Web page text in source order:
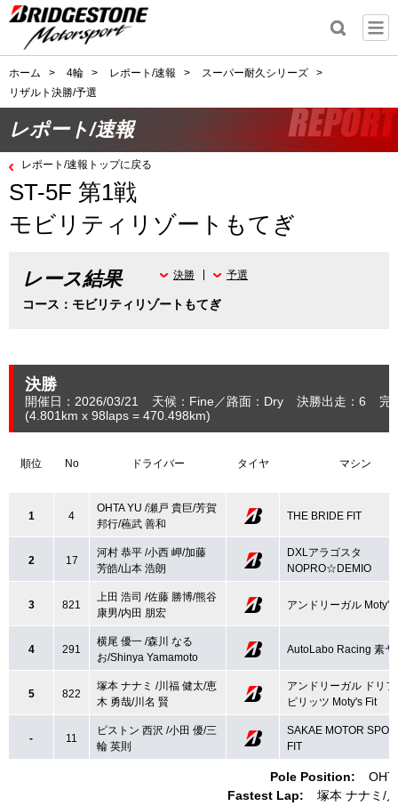
ホーム > 4輪 > レポート/速報 > スーパー耐久シリーズ
>
リザルト決勝/予選
レポート/速報
レポート/速報トップに戻る
ST-5F 第1戦
モビリティリゾートもてぎ
レース結果
コース：モビリティリゾートもてぎ
決勝 予選
決勝
開催日：2026/03/21 天候：Fine 路面：Dry 決勝出走：6
完
(4.801 km x 98laps = 470.498km)
順位 No ドライバー タイヤ マシン
Pole Position:
Fastest Lap:
塚本 ナナミ
1 4
OHTA YU /瀬戸 貴巨/芳賀
邦行/蘓武 善和
THE BRIDE FIT
2 17
河村 恭平 /小西 岬/加藤
芳皓/山本 浩朗
DXLアラゴスタ
NOPRO☆DEMIO
3 821
上田 浩司 /佐藤 勝博/熊谷
康男/内田 朋宏
アンドリーガル Moty's
4 291
横尾 優一 /森川 なる
お/Shinya Yamamoto
AutoLabo Racing 素ヤ
5 822
塚本 ナナミ /川福 健太/恵
木 勇哉/川名 賢
アンドリーガル ドリ
ピリッツ Moty's Fit
- 11
ピストン 西沢 /小田 優/三
輪 英則
SAKAE MOTOR
FIT